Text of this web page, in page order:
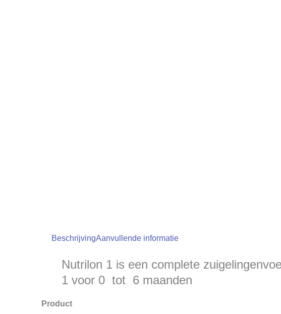
BeschrijvingAanvullende informatie
Nutrilon 1 is een complete
1 voor 0 tot 6 maanden
Product